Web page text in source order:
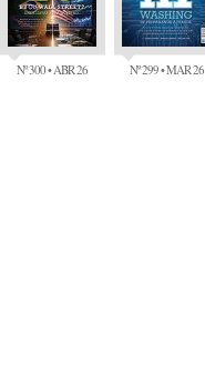
Nº 300 • ABR 26 Nº 299 • MAR 26